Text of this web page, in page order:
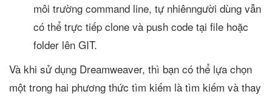
môi trường command line, tự nhiênngười dùng vẫn
có thể trực tiếp clone và push code tại file hoặc
folder lên GIT.
Và khi sử dụng Dreamweaver, thì bạn có thể lựa chọn
một trong hai phương thức tìm kiếm là tìm kiếm và thay